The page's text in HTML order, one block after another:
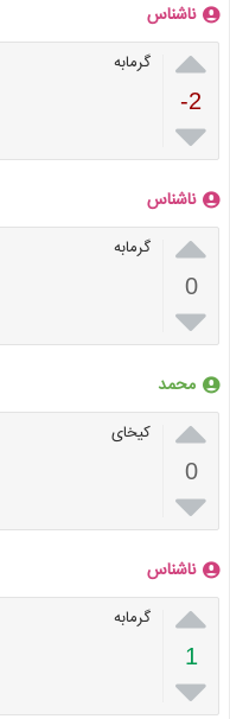
ناشناس

-2

گرمابه
ناشناس

0

گرمابه
محمد

0

کیخای
ناشناس

1

گرمابه